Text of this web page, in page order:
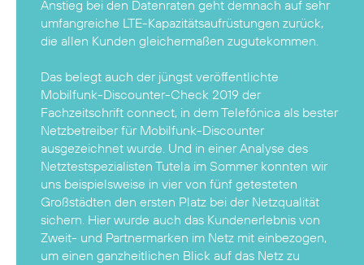
Anstieg bei den Datenraten geht demnach auf sehr
umfangreiche LTE-Kapazitätsaufrüstungen zurück,
die allen Kunden gleichermaßen zugutekommen.
Das belegt auch der jüngst veröffentlichte
Mobilfunk-Discounter-Check 2019 der
Fachzeitschrift connect, in dem Telefónica als bester
Netzbetreiber für Mobilfunk-Discounter
ausgezeichnet wurde. Und in einer Analyse des
Netztestspezialisten Tutela im Sommer konnten wir
uns beispielsweise in vier von fünf getesteten
Großstädten den ersten Platz bei der Netzqualität
sichern. Hier wurde auch das Kundenerlebnis von
Zweit- und Partnermarken im Netz mit einbezogen,
um einen ganzheitlichen Blick auf das Netz zu